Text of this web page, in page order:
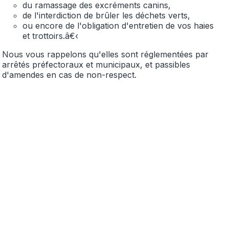
du ramassage desexcréments canins,
de l'interdiction de brûler les déchets verts,
ou encore de l'obligation d'entretien de vos haies
ettrottoirs.â€‹
Nous vous rappelons qu'elles sont réglementées par
arrêtés préfectoraux et municipaux, et passibles
d'amendes en casde non-respect.